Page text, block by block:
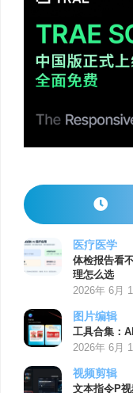
医疗医学
体检报告看
理怎么选
2026年 6月
图片编辑
工具合集：
2026年 6月
视频剪辑
文本指令P